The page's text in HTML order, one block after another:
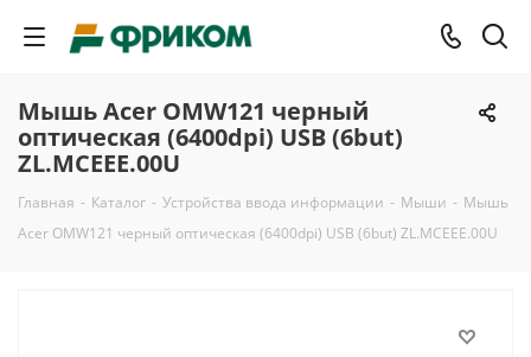
Мышь Acer OMW121 черный
оптическая (6400dpi) USB (6but)
ZL.MCEEE.00U
Главная - Каталог - Устройства ввода информации - Мыши - Мышь
Acer OMW121 черный оптическая (6400dpi) USB (6but) ZL.MCEEE.00U